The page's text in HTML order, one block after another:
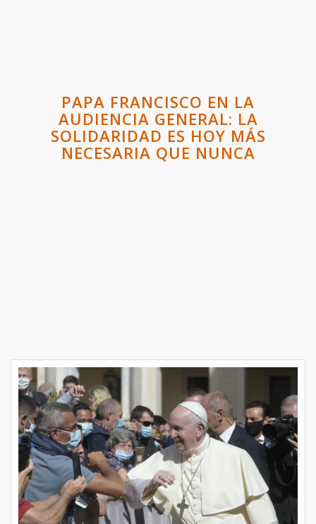
PAPA FRANCISCO EN LA
AUDIENCIA GENERAL: LA
SOLIDARIDAD ES HOY MÁS
NECESARIA QUE NUNCA